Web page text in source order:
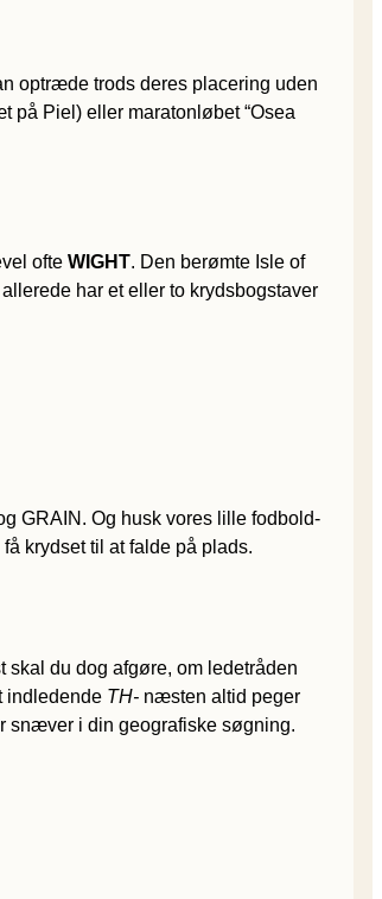
optræde trods deres placering uden
på Piel) eller maratonløbet “Osea
ofte WIGHT. Den berømte Isle of
har et eller to krydsbogstaver
GRAIN. Og husk vores lille fodbold-
krydset til at falde på plads.
skal du dog afgøre, om ledetråden
indledende TH- næsten altid peger
snæver i din geografiske søgning.